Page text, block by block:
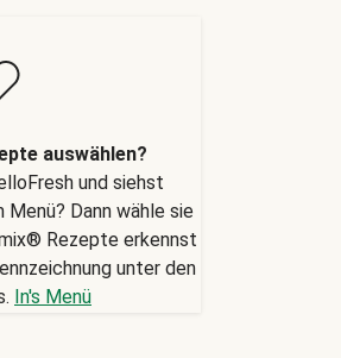
auswählen?
und siehst
Dann wähle sie
Rezepte erkennst
unter den
In's Menü